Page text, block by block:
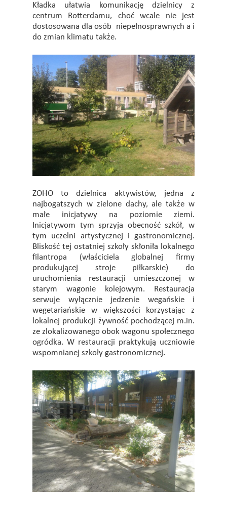
Kładka ułatwia komunikację dzielnicy z
centrum Rotterdamu, choć wcale nie jest
dostosowana dla osób niepełnosprawnych a i
do zmian klimatu także.
ZOHO to dzielnica aktywistów, jedna z
najbogatszych w zielone dachy, ale także w
małe inicjatywy na poziomie ziemi.
Inicjatywom tym sprzyja obecność szkół, w
tym uczelni artystycznej i gastronomicznej.
Bliskość tej ostatniej szkoły skłoniła lokalnego
filantropa (właściciela globalnej firmy
produkującej stroje piłkarskie) do
uruchomienia restauracji umieszczonej w
starym wagonie kolejowym. Restauracja
serwuje wyłącznie jedzenie wegańskie i
wegetariańskie w większości korzystając z
lokalnej produkcji żywność pochodzącej m.in.
ze zlokalizowanego obok wagonu społecznego
ogródka. W restauracji praktykują uczniowie
wspomnianej szkoły gastronomicznej.